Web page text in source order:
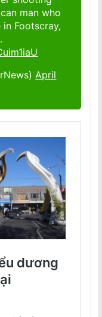
man who
Footscray,
April